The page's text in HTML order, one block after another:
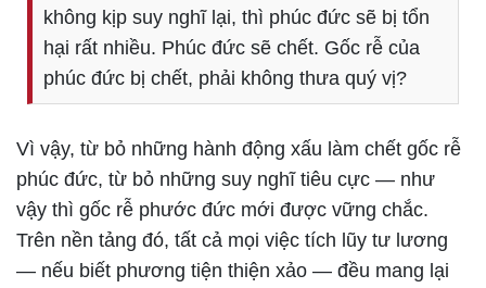
không kịp suy nghĩ lại, thì phúc đức sẽ bị tổn
hại rất nhiều. Phúc đức sẽ chết. Gốc rễ của
phúc đức bị chết, phải không thưa quý vị?
Vì vậy, từ bỏ những hành động xấu làm chết gốc rễ
phúc đức, từ bỏ những suy nghĩ tiêu cực — như
vậy thì gốc rễ phước đức mới được vững chắc.
Trên nền tảng đó, tất cả mọi việc tích lũy tư lương
— nếu biết phương tiện thiện xảo — đều mang lại